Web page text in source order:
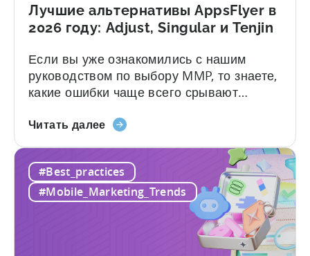
на
конверсию
то,
что
вам
нужно
Лучшие альтернативы AppsFlyer в
2026 году: Adjust, Singular и Tenjin
Если вы уже ознакомились с нашим
руководством по выбору MMP, то знаете,
какие ошибки чаще всего срывают
Непрозрачная ценовая политика,
поддержки, которые становятся
понятными только после подписания
договора, а также платформы,
предполагающие наличие гораздо
большего объёма технических ресурсов,
чем есть на самом деле у большинства
Читать далееО
AppsFlyer
в
2026
#Best_practices
#Mobile_Marketing_Trends